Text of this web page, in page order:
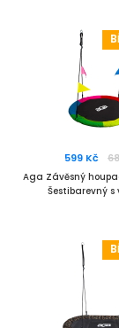
599 Kč
Aga Závěsný
Šestibarevný